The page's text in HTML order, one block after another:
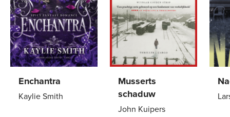
Enchantra
Kaylie Smith
Musserts
schaduw
John Kuipers